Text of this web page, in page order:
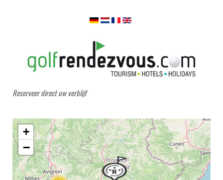
Reserveer direct uw verblijf
+
−